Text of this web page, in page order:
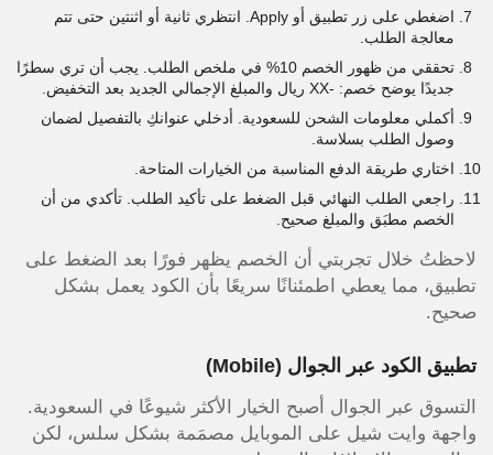
اضغطي على زر تطبيق أو Apply. انتظري ثانية أو اثنتين حتى تتم
معالجة الطلب.
تحققي من ظهور الخصم 10% في ملخص الطلب. يجب أن تري سطرًا
جديدًا يوضح خصم: -XX ريال والمبلغ الإجمالي الجديد بعد التخفيض.
أكملي معلومات الشحن للسعودية. أدخلي عنوانكِ بالتفصيل لضمان
وصول الطلب بسلاسة.
اختاري طريقة الدفع المناسبة من الخيارات المتاحة.
راجعي الطلب النهائي قبل الضغط على تأكيد الطلب. تأكدي من أن
الخصم مطبَق والمبلغ صحيح.
لاحظتُ خلال تجربتي أن الخصم يظهر فورًا بعد الضغط على
تطبيق، مما يعطي اطمئنانًا سريعًا بأن الكود يعمل بشكل
صحيح.
تطبيق الكود عبر الجوال (Mobile)
التسوق عبر الجوال أصبح الخيار الأكثر شيوعًا في السعودية.
واجهة وايت شيل على الموبايل مصمَمة بشكل سلس، لكن